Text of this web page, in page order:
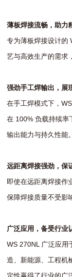
薄板焊接流畅，助力
专为薄板焊接设计的
艺与高效生产的需求
强劲手工焊输出，展
在手工焊模式下，
在 100% 负载持续率
输出能力与持久性能。
远距离焊接强劲，保
即使在远距离焊接作
保障焊接质量不受影
广泛应用，备受行业
WS 270NL 广泛应用
造、新能源、工程机